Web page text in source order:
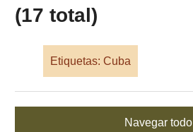
(17 total)
Etiquetas: Cuba
Navegar todo